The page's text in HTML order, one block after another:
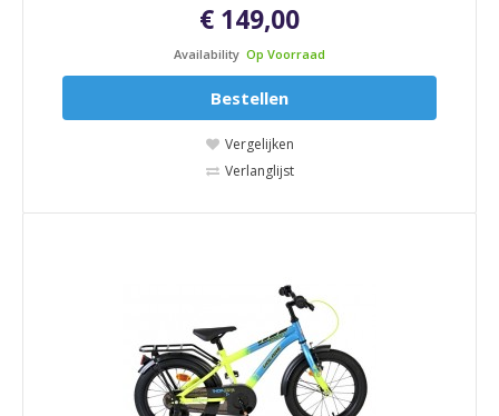
€ 149,00
Availability Op Voorraad
Bestellen
Vergelijken
Verlanglijst